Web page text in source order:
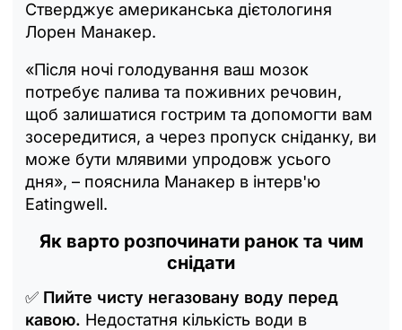
Стверджує американська дієтологиня
Лорен Манакер.
«Після ночі голодування ваш мозок
потребує палива та поживних речовин,
щоб залишатися гострим та допомогти вам
зосередитися, а через пропуск сніданку, ви
може бути млявими упродовж усього
дня», – пояснила Манакер в інтерв'ю
Eatingwell.
Як варто розпочинати ранок та чим
снідати
✅ Пийте чисту негазовану воду перед
кавою. Недостатня кількість води в